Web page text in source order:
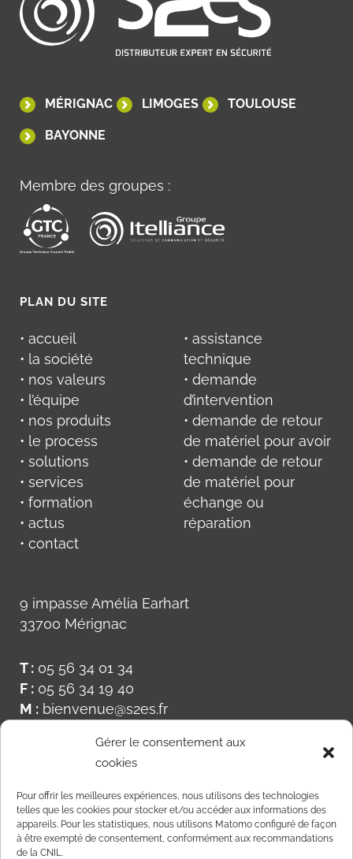
Gérer le consentement aux
cookies
Pour offrir les meilleures expériences, nous utilisons des technologies
telles que les cookies pour stocker et/ou accéder aux informations des
appareils. Pour les statistiques, nous utilisons Matomo configuré de façon
à être exempté de consentement, conformément aux recommandations
de la CNIL.
MÉRIGNAC LIMOGES TOULOUSE
BAYONNE
Membre des groupes :
PLAN DU SITE
• accueil
• la société
• nos valeurs
• l’équipe
• nos produits
• le process
• solutions
• services
• formation
• actus
• contact
• assistance
technique
• demande
d’intervention
• demande de retour
de matériel pour avoir
• demande de retour
de matériel pour
échange ou
réparation
9 impasse Amélia Earhart
33700 Mérignac
T : 05 56 34 01 34
F : 05 56 34 19 40
M : bienvenue@s2es.fr